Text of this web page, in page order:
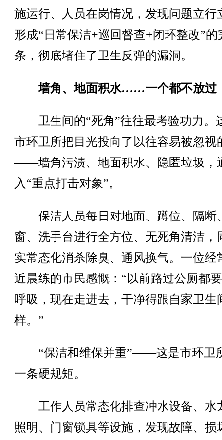
施运行、人员在岗情况，发现问题立行
形成“日常保洁+巡回督查+闭环整改”的
条，彻底堵住了卫生反弹的漏洞。
墙角、地面积水……一个都不放过
卫生间的“死角”往往最考验功力。
市环卫所把目光投向了以往容易被忽视
——墙角污渍、地面积水、隐匿垃圾，
入“重点打击对象”。
保洁人员每日对地面、蹲位、隔断
窗、洗手台进行全方位、无死角清洁，
实常态化消杀除臭、通风换气。一位经
近晨练的市民感慨：“以前路过公厕都
呼吸，现在走进去，干净得跟自家卫生
样。”
“保洁和维保并重”——这是市环卫
一条硬规矩。
工作人员常态化排查冲水设备、水
照明、门窗锁具等设施，发现故障、损